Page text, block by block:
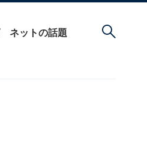
ネットの話題